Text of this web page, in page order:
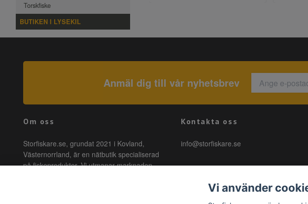
Torskfiske
BUTIKEN I LYSEKIL
Anmäl dig till vår nyhetsbrev
Om oss
Storfiskare.se, grundat 2021 i Kovland,
Västernorrland, är en nätbutik specialiserad
på fiskeprodukter. Vi utmanar marknaden
Kontakta oss
info@storfiskare.se
Vi använder